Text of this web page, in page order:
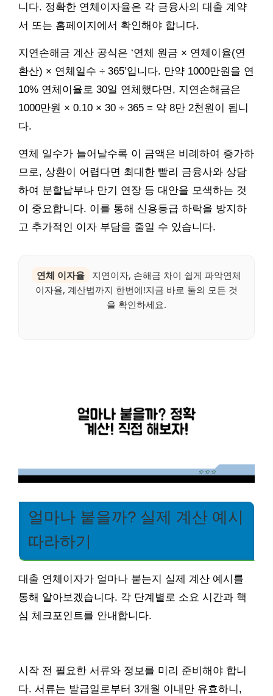
니다. 정확한 연체이자율은 각 금융사의 대출 계약
서 또는 홈페이지에서 확인해야 합니다.
지연손해금 계산 공식은 ‘연체 원금 × 연체이율(연
환산) × 연체일수 ÷ 365’입니다. 만약 1000만원을 연
10% 연체이율로 30일 연체했다면, 지연손해금은
1000만원 × 0.10 × 30 ÷ 365 = 약 8만 2천원이 됩니
다.
연체 일수가 늘어날수록 이 금액은 비례하여 증가하
므로, 상환이 어렵다면 최대한 빨리 금융사와 상담
하여 분할납부나 만기 연장 등 대안을 모색하는 것
이 중요합니다. 이를 통해 신용등급 하락을 방지하
고 추가적인 이자 부담을 줄일 수 있습니다.
연체 이자율
지연이자, 손해금 차이 쉽게 파악연체
이자율, 계산법까지 한번에!지금 바로 둘의 모든 것
을 확인하세요.
얼마나 붙을까? 실제 계산 예시
따라하기
대출 연체이자가 얼마나 붙는지 실제 계산 예시를
통해 알아보겠습니다. 각 단계별로 소요 시간과 핵
심 체크포인트를 안내합니다.
시작 전 필요한 서류와 정보를 미리 준비해야 합니
다. 서류는 발급일로부터 3개월 이내만 유효하니,